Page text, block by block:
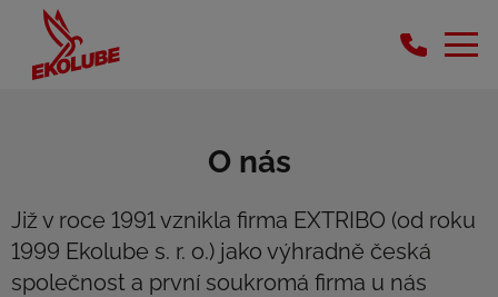
O nás
Již v roce 1991 vznikla firma EXTRIBO (od roku
1999 Ekolube s. r. o.) jako výhradně česká
společnost a první soukromá firma u nás